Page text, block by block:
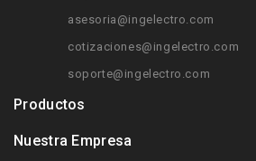
asesoria@ingelectro.com
cotizaciones@ingelectro.com
soporte@ingelectro.com
Productos
Nuestra Empresa